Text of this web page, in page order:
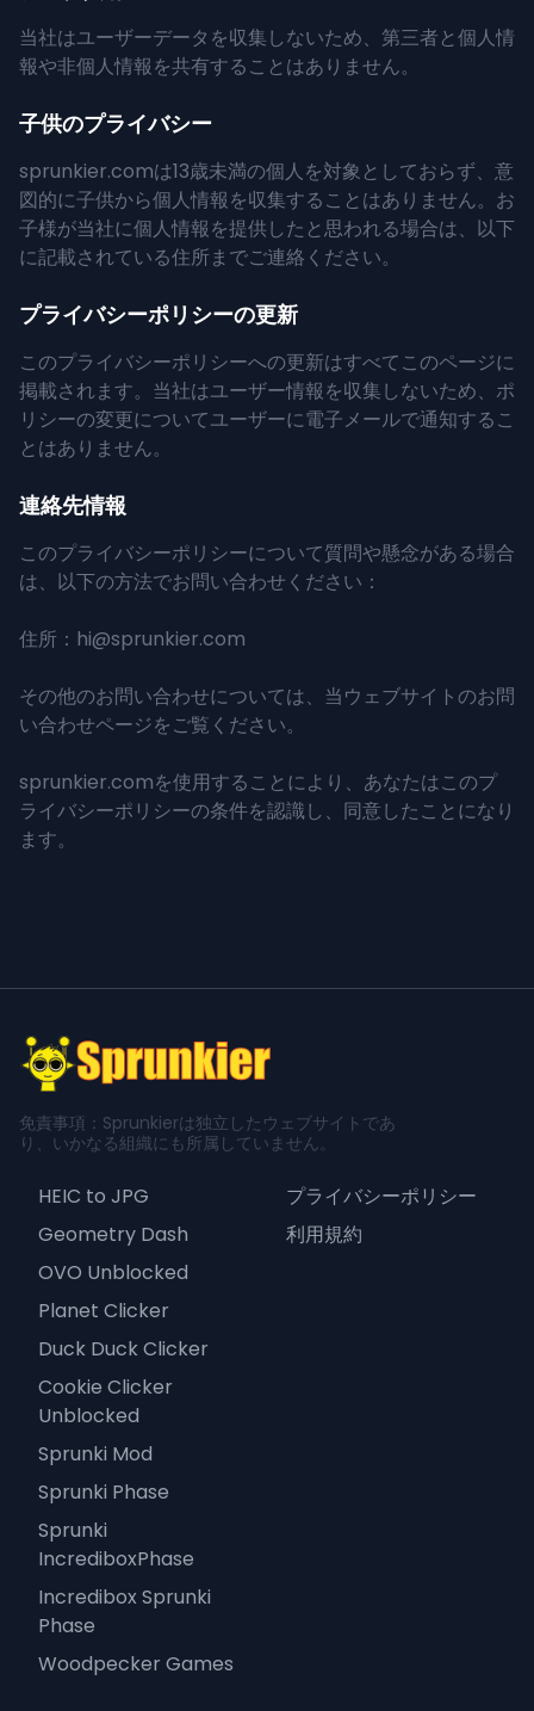
当社はユーザーデータを収集しないため、第三者と個人情
報や非個人情報を共有することはありません。
子供のプライバシー
sprunkier.comは13歳未満の個人を対象としておらず、意
図的に子供から個人情報を収集することはありません。お
子様が当社に個人情報を提供したと思われる場合は、以下
に記載されている住所までご連絡ください。
プライバシーポリシーの更新
このプライバシーポリシーへの更新はすべてこのページに
掲載されます。当社はユーザー情報を収集しないため、ポ
リシーの変更についてユーザーに電子メールで通知するこ
とはありません。
連絡先情報
このプライバシーポリシーについて質問や懸念がある場合
は、以下の方法でお問い合わせください：
住所： hi@sprunkier.com
その他のお問い合わせについては、当ウェブサイトのお問
い合わせページをご覧ください。
sprunkier.comを使用することにより、あなたはこのプ
ライバシーポリシーの条件を認識し、同意したことになり
ます。
免責事項：Sprunkierは独立したウェブサイトであ
り、いかなる組織にも所属していません。
HEIC to JPG
Geometry Dash
OVO Unblocked
Planet Clicker
Duck Duck Clicker
Cookie Clicker
Unblocked
Sprunki Mod
Sprunki Phase
Sprunki
IncrediboxPhase
Incredibox Sprunki
Phase
Woodpecker Games
プライバシーポリシー
利用規約